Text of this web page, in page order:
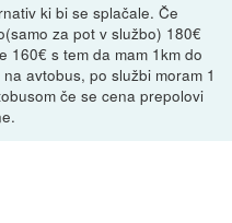
ki bi se splačale. Če
za pot v službo) 180€
160€ s tem da mam 1km do
avtobus, po službi moram 1
če se cena prepolovi